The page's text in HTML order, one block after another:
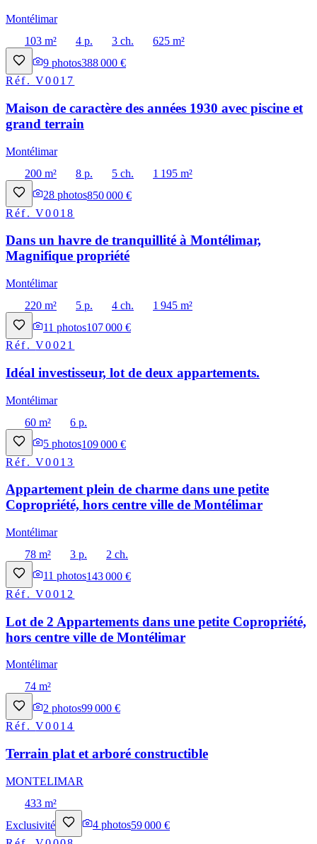
Montélimar
103 m²
4 p. 3 ch.
625 m²
9 photos388 000 €
Réf.V0017
Maison de caractère des années 1930 avec piscine et
grand terrain
Montélimar
200 m²
8 p. 5 ch.
1 195 m²
28 photos850 000 €
Réf.V0018
Dans un havre de tranquillité à Montélimar,
Magnifique propriété
Montélimar
220 m²
5 p. 4 ch.
1 945 m²
11 photos107 000 €
Réf.V0021
Idéal investisseur, lot de deux appartements.
Montélimar
60 m²
6 p.
5 photos109 000 €
Réf.V0013
Appartement plein de charme dans une petite
Copropriété, hors centre ville de Montélimar
Montélimar
78 m²
3 p.
2 ch.
11 photos143 000 €
Réf.V0012
Lot de 2 Appartements dans une petite Copropriété,
hors centre ville de Montélimar
Montélimar
74 m²
2 photos99 000 €
Réf.V0014
Terrain plat et arboré constructible
MONTELIMAR
433 m²
Exclusivité
4 photos59 000 €